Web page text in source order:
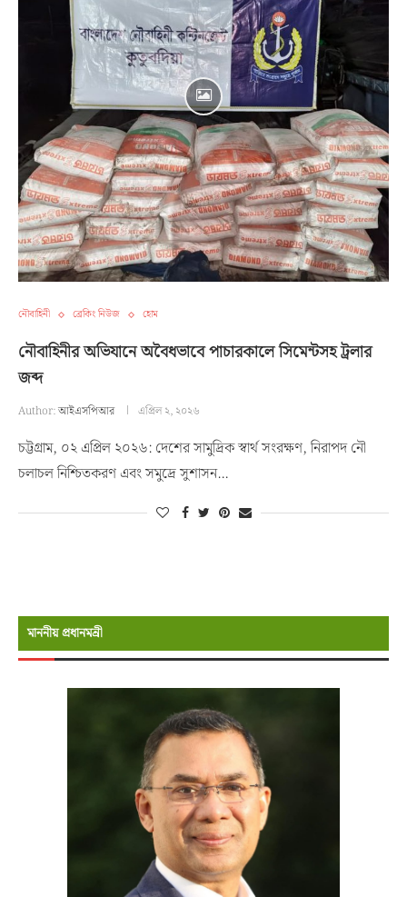
নৌবাহিনী ব্রেকিং নিউজ হোম
নৌবাহিনীর অভিযানে অবৈধভাবে পাচারকালে সিমেন্টসহ ট্রলার
জব্দ
Author:আইএসপিআর এপ্রিল ২, ২০২৬
চট্টগ্রাম, ০২ এপ্রিল ২০২৬: দেশের সামুদ্রিক স্বার্থ সংরক্ষণ, নিরাপদ নৌ
চলাচল নিশ্চিতকরণ এবং সমুদ্রে সুশাসন…
মাননীয় প্রধানমন্রী